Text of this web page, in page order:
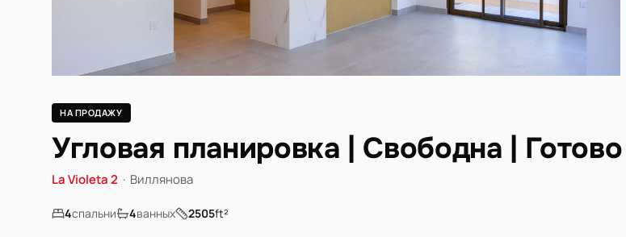
НА ПРОДАЖУ
Угловая планировка | Свободна |
La Violeta 2 · Виллянова
4спальни 4ванных 2505ft²